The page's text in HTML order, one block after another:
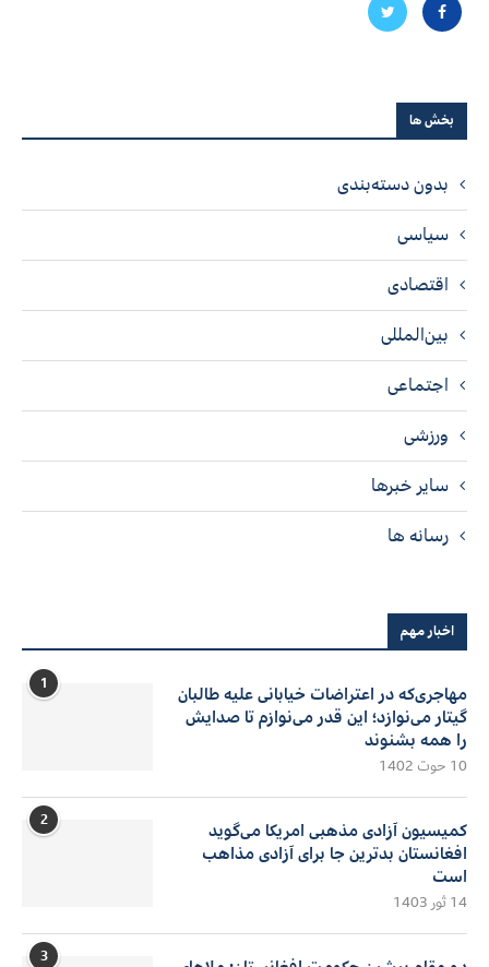
بخش ها
بدون دسته‌بندی
سیاسی
اقتصادی
بین‌المللی
اجتماعی
ورزشی
سایر خبرها
رسانه ها
اخبار مهم
1
مهاجری‌که در اعتراضات خیابانی علیه طالبان
گیتار می‌نوازد؛ این قدر می‌نوازم تا صدایش
را همه بشنوند
10 حوت 1402
2
کمیسیون آزادی مذهبی امریکا می‌گوید
افغانستان بدترین جا برای آزادی مذاهب
است
14 ثور 1403
3